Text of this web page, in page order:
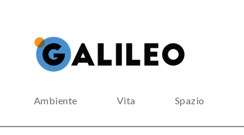
Ambiente Vita Spazio